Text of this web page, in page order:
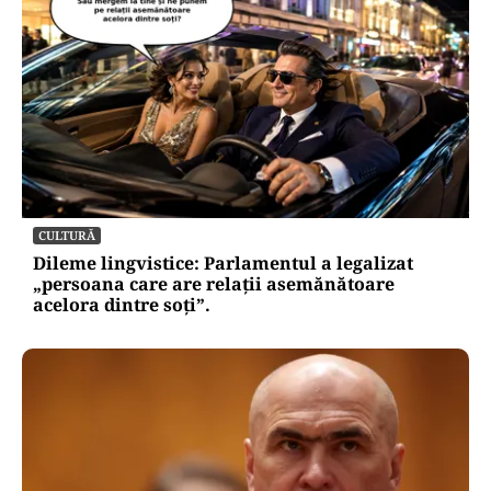
CULTURĂ
Dileme lingvistice: Parlamentul a legalizat
„persoana care are relații asemănătoare
acelora dintre soți”.